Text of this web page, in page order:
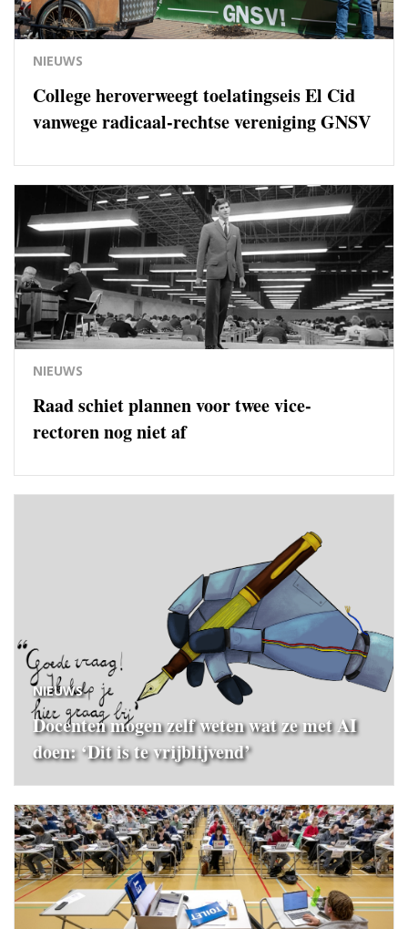
NIEUWS
College heroverweegt toelatingseis El Cid
vanwege radicaal-rechtse vereniging GNSV
NIEUWS
Raad schiet plannen voor twee vice-
rectoren nog niet af
NIEUWS
Docenten mogen zelf weten wat ze met AI
doen: ‘Dit is te vrijblijvend’